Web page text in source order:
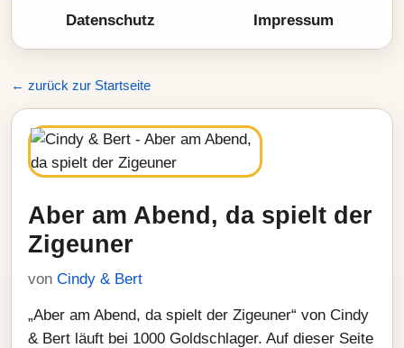
Datenschutz Impressum
← zurück zur Startseite
Aber am Abend, da spielt der
Zigeuner
von Cindy & Bert
„Aber am Abend, da spielt der Zigeuner“ von Cindy
& Bert läuft bei 1000 Goldschlager. Auf dieser Seite